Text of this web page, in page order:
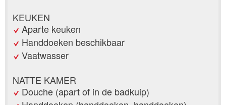
KEUKEN
Aparte keuken
Handdoeken beschikbaar
Vaatwasser
NATTE KAMER
Douche (apart of in de badkuip)